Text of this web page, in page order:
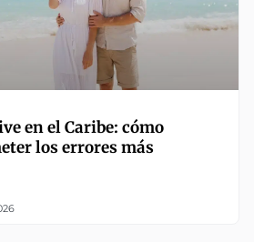
en el Caribe: cómo
los errores más